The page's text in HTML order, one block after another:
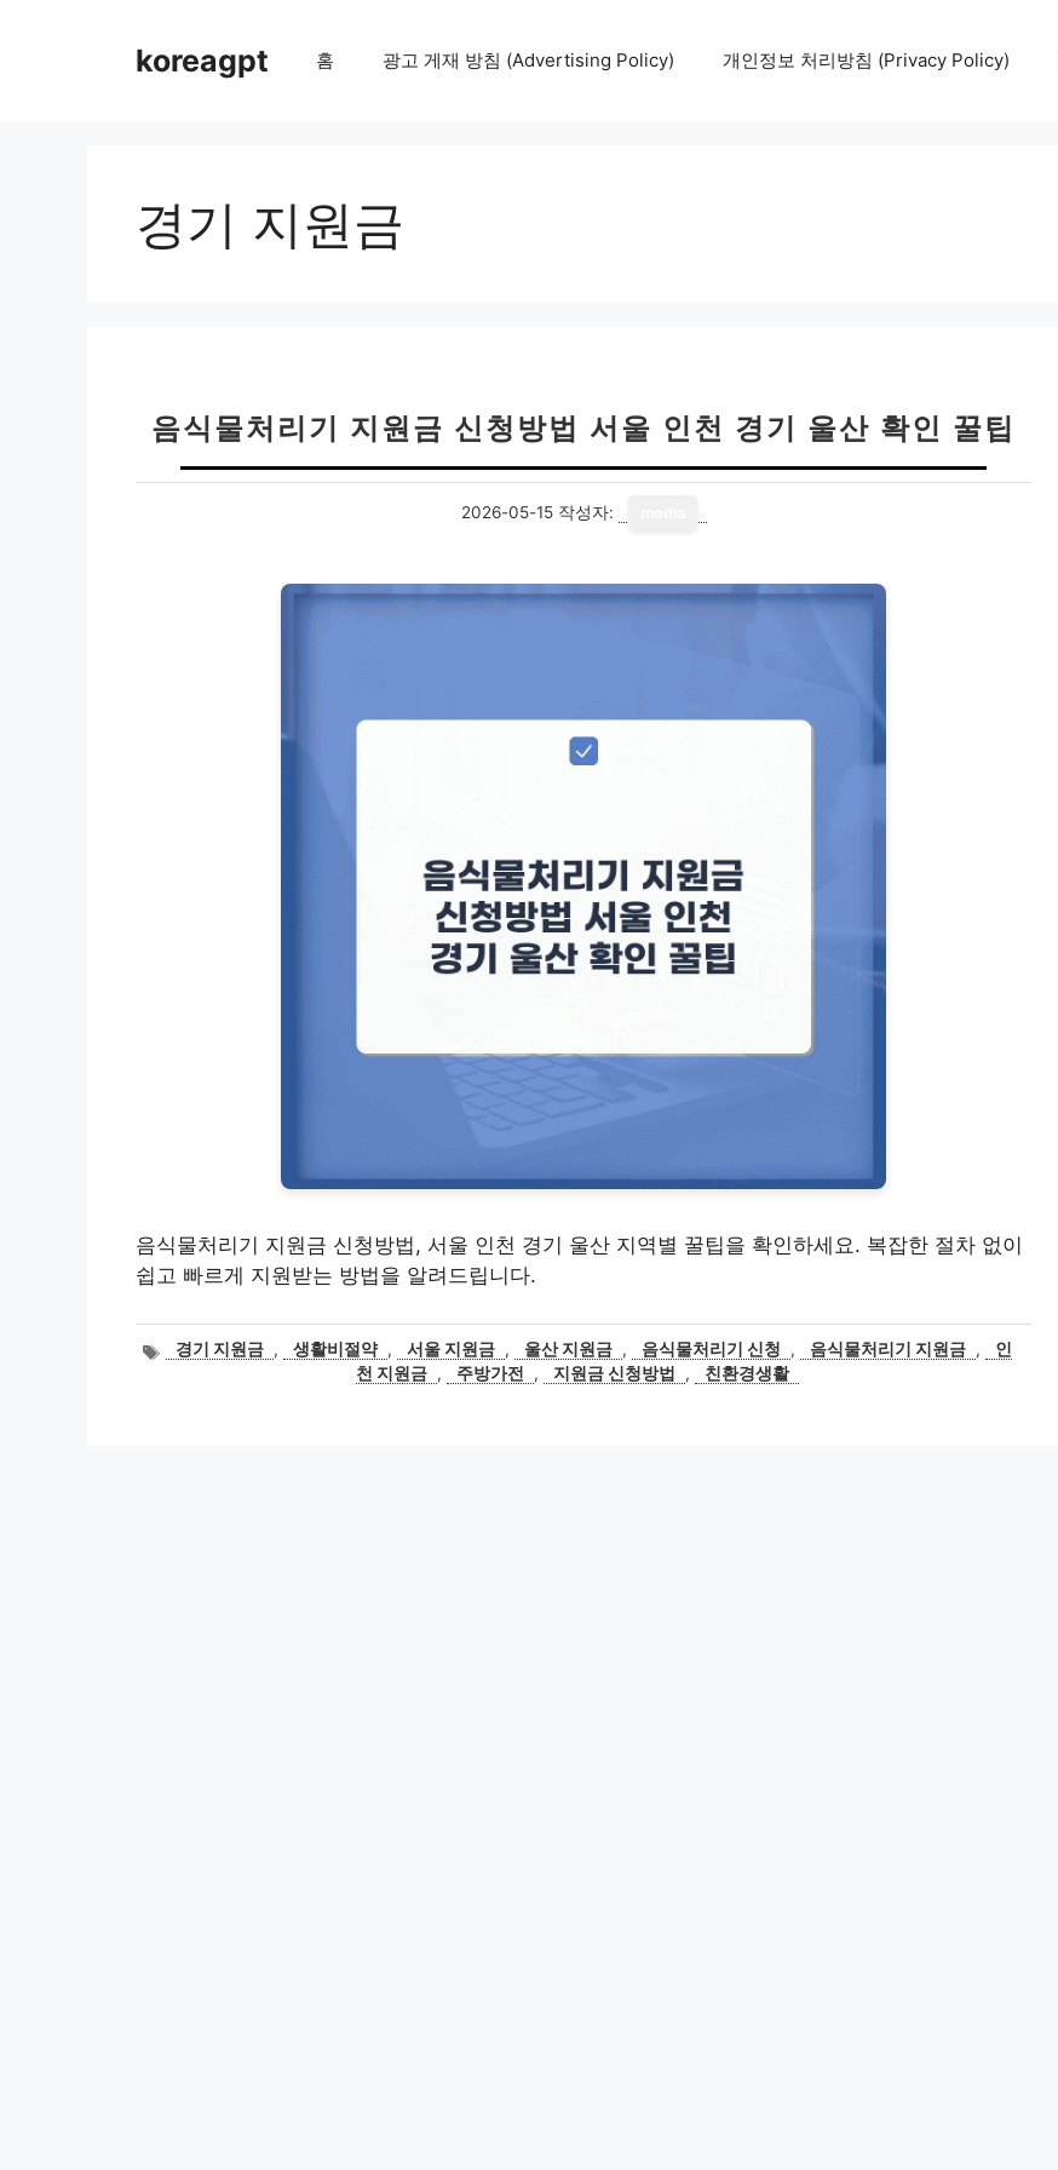
koreagpt 홈 광고 게재 방침 (Advertising Policy) 개인정보 처리방침 (Privacy Policy)
경기 지원금
음식물처리기 지원금 신청방법 서울 인천 경기 울산 확인 꿀팁
2026-05-15 작성자:
음식물처리기 지원금 신청방법, 서울 인천 경기 울산 지역별 꿀팁을 확인하세요. 복잡한 절차 없이
쉽고 빠르게 지원받는 방법을 알려드립니다.
태경기 지원금 , 생활비절약 , 서울 지원금 , 울산 지원금 , 음식물처리기 신청 , 음식물처리기 지원금 ,
인
천 지원금 , 주방가전 , 지원금 신청방법 , 친환경생활